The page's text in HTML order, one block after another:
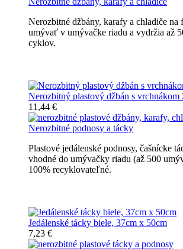
Nerozbitné džbány, karafy a chladiče na
umývať v umývačke riadu a vydržia až
cyklov.
Nerozbitný plastový džbán s vrchnákom
11,44 €
Nerozbitné podnosy a tácky
Plastové jedálenské podnosy, čašnícke
vhodné do umývačky riadu (až 500
100% recyklovateľné.
Jedálenské tácky biele, 37cm x 50cm
7,23 €